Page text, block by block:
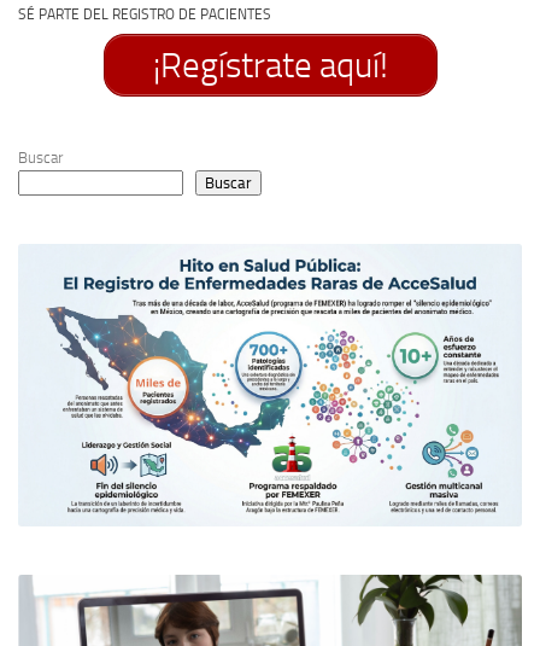
SÉ PARTE DEL REGISTRO DE PACIENTES
¡Regístrate aquí!
Buscar
Buscar